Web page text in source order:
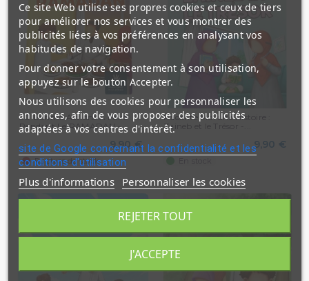
30 Bonnes Actions A Faire
Pendant Le RAMADAN -...
9,90 €
Rupture de stock
Raconte Moi une Histoire :
Zaineb et le Trésor -...
9,90 €
Ce site Web utilise ses propres cookies et ceux de tiers
pour améliorer nos services et vous montrer des
publicités liées à vos préférences en analysant vos
habitudes de navigation.
Pour donner votre consentement à son utilisation,
appuyez sur le bouton Accepter.
Nous utilisons des cookies pour personnaliser les
annonces, afin de vous proposer des publicités
adaptées à vos centres d'intérêt.
site de Google concernant la confidentialité et les
conditions d'utilisation
Plus d'informations Personnaliser les cookies
REJETER TOUT
J'ACCEPTE